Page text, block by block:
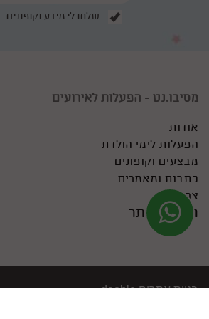
שלחו לי מידע וקופונים
מסיבו.נט - הפעלות לאירועים
אודות
הפעלות לימי הולדת
מבצעים וקופונים
כתבות ומאמרים
צרו קשר
תקנון האתר
בניית אתרים dooble